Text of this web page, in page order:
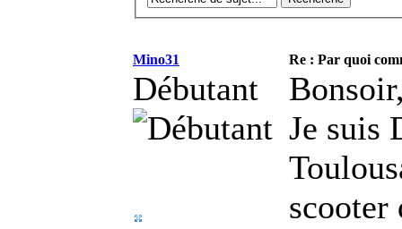
Mino31 Re : Par quoi
Débutant
Je suis
scooter